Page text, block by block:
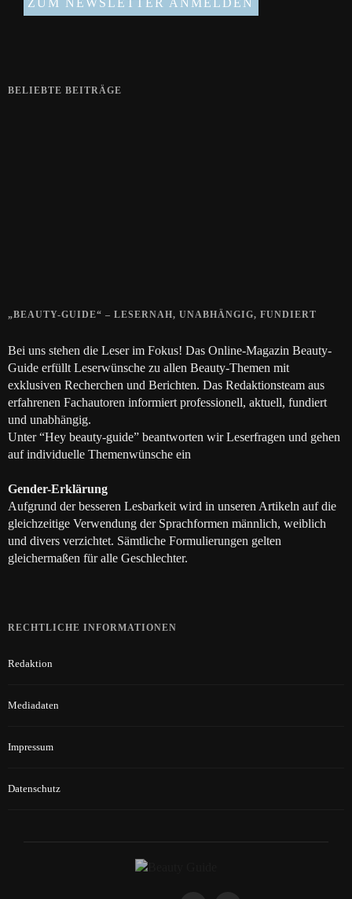
BELIEBTE BEITRÄGE
„BEAUTY-GUIDE“ – LESERNAH, UNABHÄNGIG, FUNDIERT
Bei uns stehen die Leser im Fokus! Das Online-Magazin Beauty-
Guide erfüllt Leserwünsche zu allen Beauty-Themen mit
exklusiven Recherchen und Berichten. Das Redaktionsteam aus
erfahrenen Fachautoren informiert professionell, aktuell, fundiert
und unabhängig.
Unter “Hey beauty-guide” beantworten wir Leserfragen und gehen
auf individuelle Themenwünsche ein
Gender-Erklärung
Aufgrund der besseren Lesbarkeit wird in unseren Artikeln auf die
gleichzeitige Verwendung der Sprachformen männlich, weiblich
und divers verzichtet. Sämtliche Formulierungen gelten
gleichermaßen für alle Geschlechter.
RECHTLICHE INFORMATIONEN
Redaktion
Mediadaten
Impressum
Datenschutz